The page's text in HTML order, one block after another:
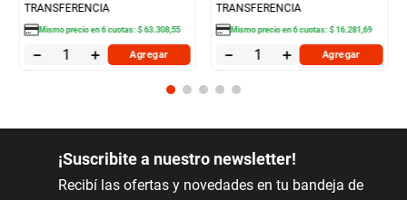
TRANSFERENCIA
Mismo precio en6cuotas:$ 63.308,55
＋
－ Agregar
TRANSFERENCIA
Mismo precio en6cuotas:$ 16.281 ,69
＋
－ Agregar
¡Suscribite a nuestro newsletter!
Recibí las ofertas y novedades en tu bandeja de